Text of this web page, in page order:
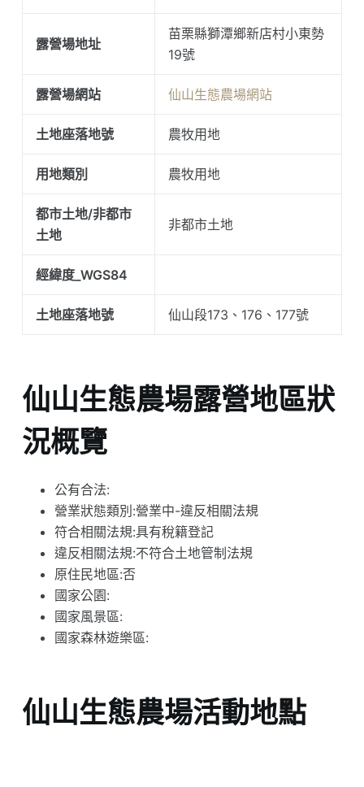
露營場地址
苗栗縣獅潭鄉新店村小東勢
19號
露營場網站 仙山生態農場網站
土地座落地號 農牧用地
用地類別 農牧用地
都市土地/非都市
土地
非都市土地
經緯度_WGS84
土地座落地號 仙山段173、176、177號
仙山生態農場露營地區狀
況概覽
公有合法:
營業狀態類別:營業中-違反相關法規
符合相關法規:具有稅籍登記
違反相關法規:不符合土地管制法規
原住民地區:否
國家公園:
國家風景區:
國家森林遊樂區:
仙山生態農場活動地點